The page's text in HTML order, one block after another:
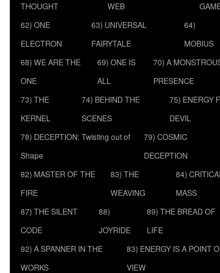
THOUGHT
WEB
62) ONE
ELECTRON
63) UNIVERSAL
FAIRYTALE
64)
MOBIUS
68) WE ARE THE
ONE
69) ONE IS
ALL
70) A
PRESENCE
73) THE
KERNEL
74) BEHIND THE
SCENES
75) ENERGY
DEVIL
78) DECEPTION: Twisting out of
Shape
79) COSMIC
DECEPTION
82) MASTER OF THE
FIRE
83) THE
WEAVING
84)
MASS
87) THE SILENT
CODE
88)
JOYRIDE
89) THE BREAD OF
LIFE
92) A SPANNER IN THE
WORKS
83) ENERGY IS A POINT
VIEW